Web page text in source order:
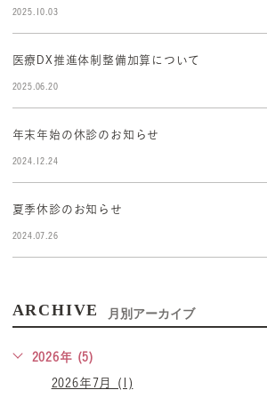
2025.10.03
医療DX推進体制整備加算について
2025.06.20
年末年始の休診のお知らせ
2024.12.24
夏季休診のお知らせ
2024.07.26
ARCHIVE 月別アーカイブ
2026年 (5)
2026年7月 (1)